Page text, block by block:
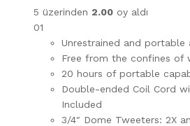
5 üzerinden 2.00 oy aldı
01
Unrestrained and portable
Free from the confines of
20 hours of portable
Double-ended Coil Cord
Included
3/4″ Dome Tweeters: 2X